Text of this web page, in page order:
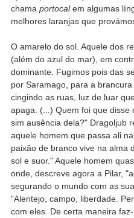
chama portocalem algumas
melhores laranjas que
O amarelo do sol. Aquele dos
(além do azul do mar), em
dominante. Fugimos pois das
por Saramago, para a
cingindo as ruas, luz de luar
apaga. (...) Quem foi que disse
sim ausência dela?" Dragoljub
aquele homem que passa ali
paixão de branco vive na alma
sol e suor." Aquele homem
onde, descreve agora a Pilar,
segurando o mundo com as
"Alentejo, campo, liberdade.
com eles. De certa maneira